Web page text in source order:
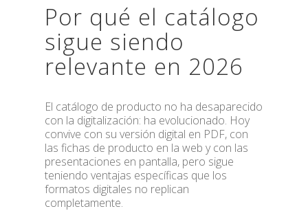
Por qué el catálogo
sigue siendo
relevante en 2026
El catálogo de producto no ha desaparecido
con la digitalización: ha evolucionado. Hoy
convive con su versión digital en PDF, con
las fichas de producto en la web y con las
presentaciones en pantalla, pero sigue
teniendo ventajas específicas que los
formatos digitales no replican
completamente.